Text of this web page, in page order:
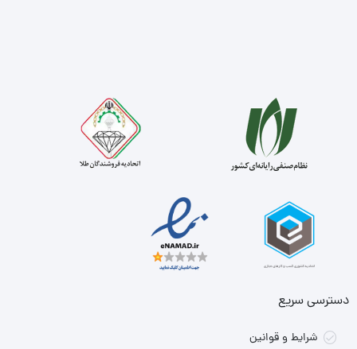
دسترسی سریع
شرایط و قوانین